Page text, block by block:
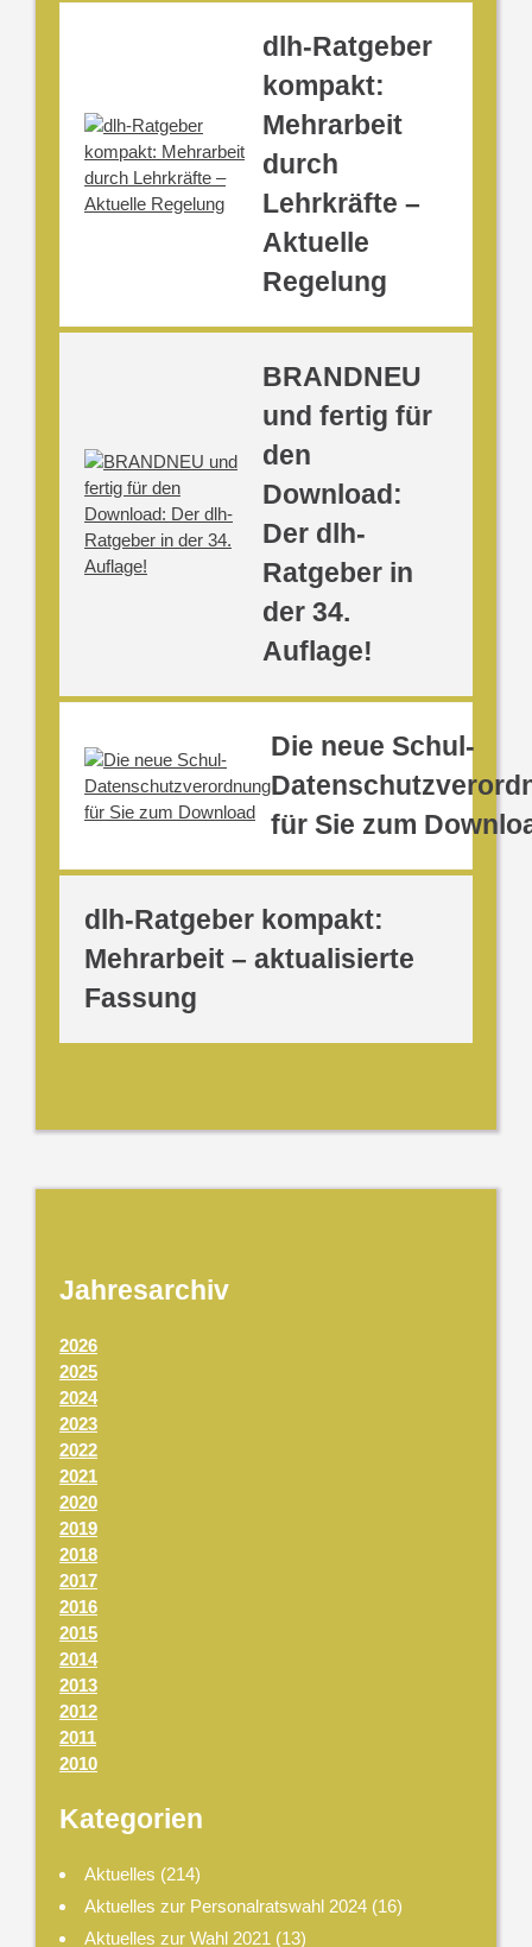
dlh-Ratgeber
kompakt:
Mehrarbeit
durch
Lehrkräfte –
Aktuelle
Regelung
BRANDNEU
und fertig für
den
Download:
Der dlh-
Ratgeber in
der 34.
Auflage!
Die neue Schul-
für Sie zum
dlh-Ratgeber kompakt:
Mehrarbeit – aktualisierte
Fassung
Jahresarchiv
2026
2025
2024
2023
2022
2021
2020
2019
2018
2017
2016
2015
2014
2013
2012
2011
2010
Kategorien
Aktuelles (214)
Aktuelles zur Personalratswahl 2024 (16)
Aktuelles zur Wahl 2021 (13)